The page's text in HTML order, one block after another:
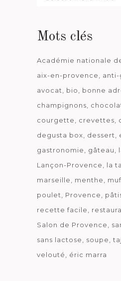
Mots clés
Académie nationale
aix-en-provence
anti-
avocat
bio bonne
champignons
courgette
crevettes
degusta box
dessert
gastronomie
gâteau
Lançon-Provence
la
marseille
menthe
poulet
Provence
recette facile
Salon de Provence
sans lactose
soupe
velouté
éric marra